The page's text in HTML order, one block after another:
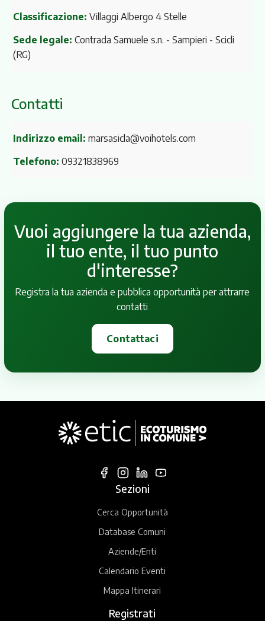
Classificazione: Villaggi Albergo 4 Stelle
Sede legale: Contrada Samuele s.n. - Sampieri - Scicli
(RG)
Contatti
Indirizzo email: marsasicla@voihotels.com
Telefono: 09321838969
Vuoi aggiungere la tua azienda,
il tuo ente, il tuo punto
d'interesse?
Registra la tua azienda e pubblica opportunità per attrarre
contatti
Contattaci
Sezioni
Cerca Opportunità
Database Comuni
Aziende/Enti
Calendario Eventi
Mappa Itinerari
Registrati